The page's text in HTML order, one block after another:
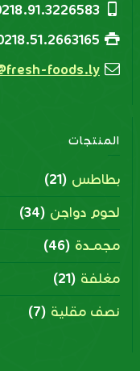
foods.ly
المنتجات
بطاطس (21)
لحوم دواجن (34)
مجمــدة (46)
مغلفة (21)
نصف مقلية (7)